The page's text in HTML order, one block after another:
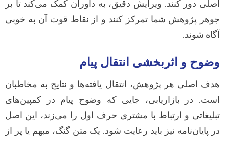
اصلی دور کنند. ویرایش دقیق، به داوران کمک می‌کند تا بر
جوهر پژوهش شما تمرکز کنند و از نقاط قوت آن به خوبی
آگاه شوند.
وضوح و اثربخشی انتقال پیام
هدف اصلی هر پژوهش، انتقال یافته‌ها و نتایج به مخاطبان
است. در بازاریابی، جایی که وضوح پیام در کمپین‌های
تبلیغاتی و ارتباط با مشتری حرف اول را می‌زند، این اصل
در پایان‌نامه نیز باید رعایت شود. یک متن گنگ، مبهم یا پر از